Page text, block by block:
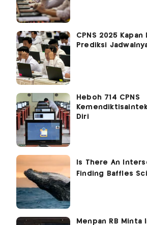
CPNS 2025 Kapan
Prediksi
Heboh 714 CPNS
Diri
Menpan RB Minta